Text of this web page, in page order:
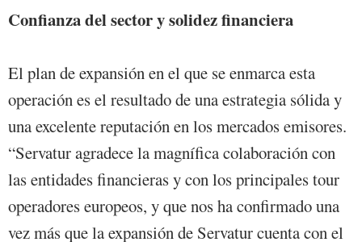
Confianza del sector y solidez financiera
El plan de expansión en el que se enmarca esta
operación es el resultado de una estrategia sólida y
una excelente reputación en los mercados emisores.
“Servatur agradece la magnífica colaboración con
las entidades financieras y con los principales tour
operadores europeos, y que nos ha confirmado una
vez más que la expansión de Servatur cuenta con el